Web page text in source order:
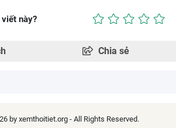
này?
Chia sẻ
by xemthoitiet.org - All Rights Reserved.